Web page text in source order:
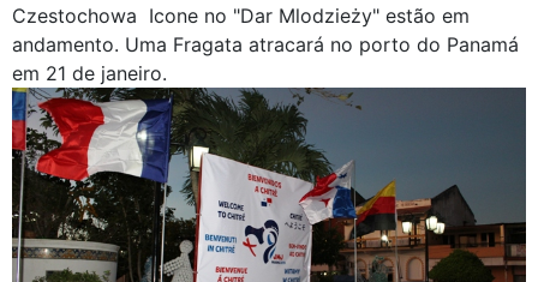
Czestochowa Icone no "Dar Mlodzieży" estão em
andamento. Uma Fragata atracará no porto do Panamá
em 21 de janeiro.